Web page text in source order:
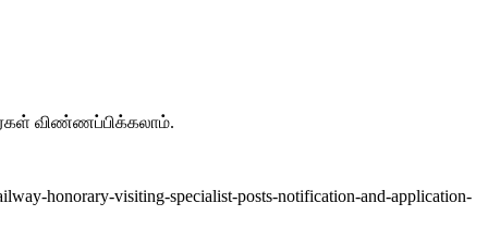
விண்ணப்பிக்கலாம்.
honorary-visiting-specialist-posts-notification-and-application-